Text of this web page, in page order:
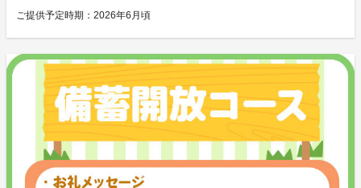
ご提供予定時期： 2026年6月頃